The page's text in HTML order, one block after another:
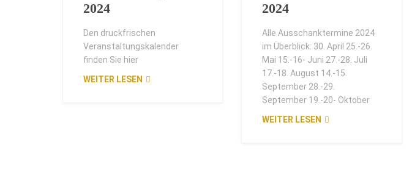
2024
Den druckfrischen
Veranstaltungskalender
finden Sie hier
WEITER LESEN
2024
Alle Ausschanktermine 2024
im Überblick: 30. April 25.-26.
Mai 15.-16- Juni 27.-28. Juli
17.-18. August 14.-15.
September 28.-29.
September 19.-20- Oktober
WEITER LESEN